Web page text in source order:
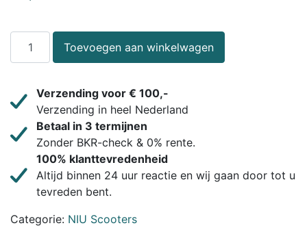
Toevoegen aan winkelwagen
Verzending voor € 100,-
Verzending in heel Nederland
Betaal in 3 termijnen
Zonder BKR-check & 0% rente.
100% klanttevredenheid
Altijd binnen 24 uur reactie en wij gaan door tot u
tevreden bent.
Categorie: NIU Scooters